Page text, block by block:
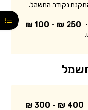
התקנת נקודת החשמל.
250 ₪ - 100 ₪
400 ₪ - 300 ₪